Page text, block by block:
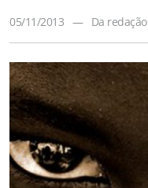
05/11/2013 — Da redação